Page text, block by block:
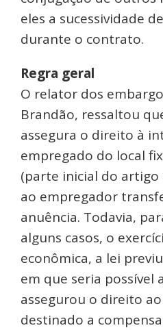
eles a sucessividade
durante o contrato.
Regra geral
O relator dos
Brandão, ressaltou
assegura o direito à
empregado do local
(parte inicial do artigo
ao empregador
anuência. Todavia,
alguns casos, o
econômica, a lei
em que seria possível
assegurou o direito
destinado a